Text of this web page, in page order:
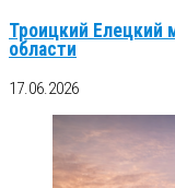
Троицкий Елецкий
области
17.06.2026